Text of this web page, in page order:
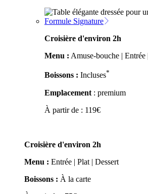
Formule Signature
Croisière d'environ 2h
Menu : Amuse-bouche | Entrée
Boissons : Incluses*
Emplacement : premium
À partir de : 119€
Croisière d'environ 2h
Menu : Entrée | Plat | Dessert
Boissons : À la carte